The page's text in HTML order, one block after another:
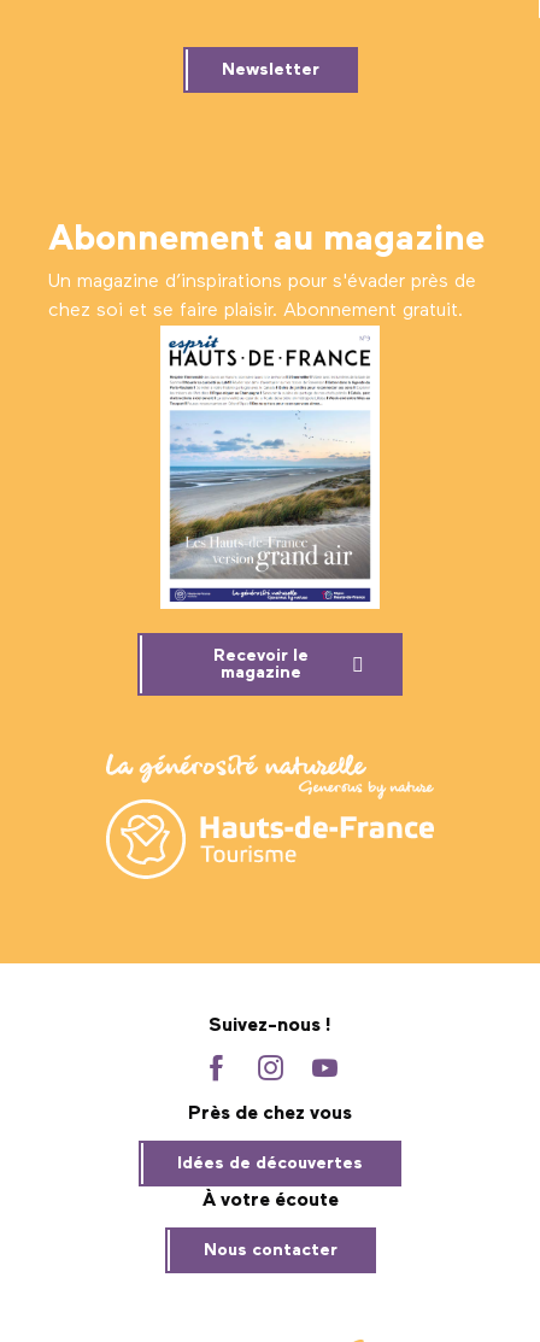
Newsletter
Abonnement au magazine
Un magazine d’inspirations pour s'évader près de
chez soi et se faire plaisir. Abonnement gratuit.
Recevoir le
magazine
Suivez-nous !
Près de chez vous
Idées de découvertes
À votre écoute
Nous contacter